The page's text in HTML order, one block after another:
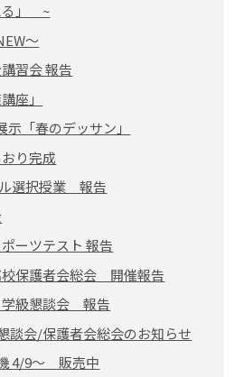
る」 ~
～
習会 報告
座」
「春のデッサン」
り完成
選択授業 報告
ーツテスト 報告
保護者会総会 開催報告
級懇談会 報告
談会/保護者会総会のお知らせ
4/9～ 販売中